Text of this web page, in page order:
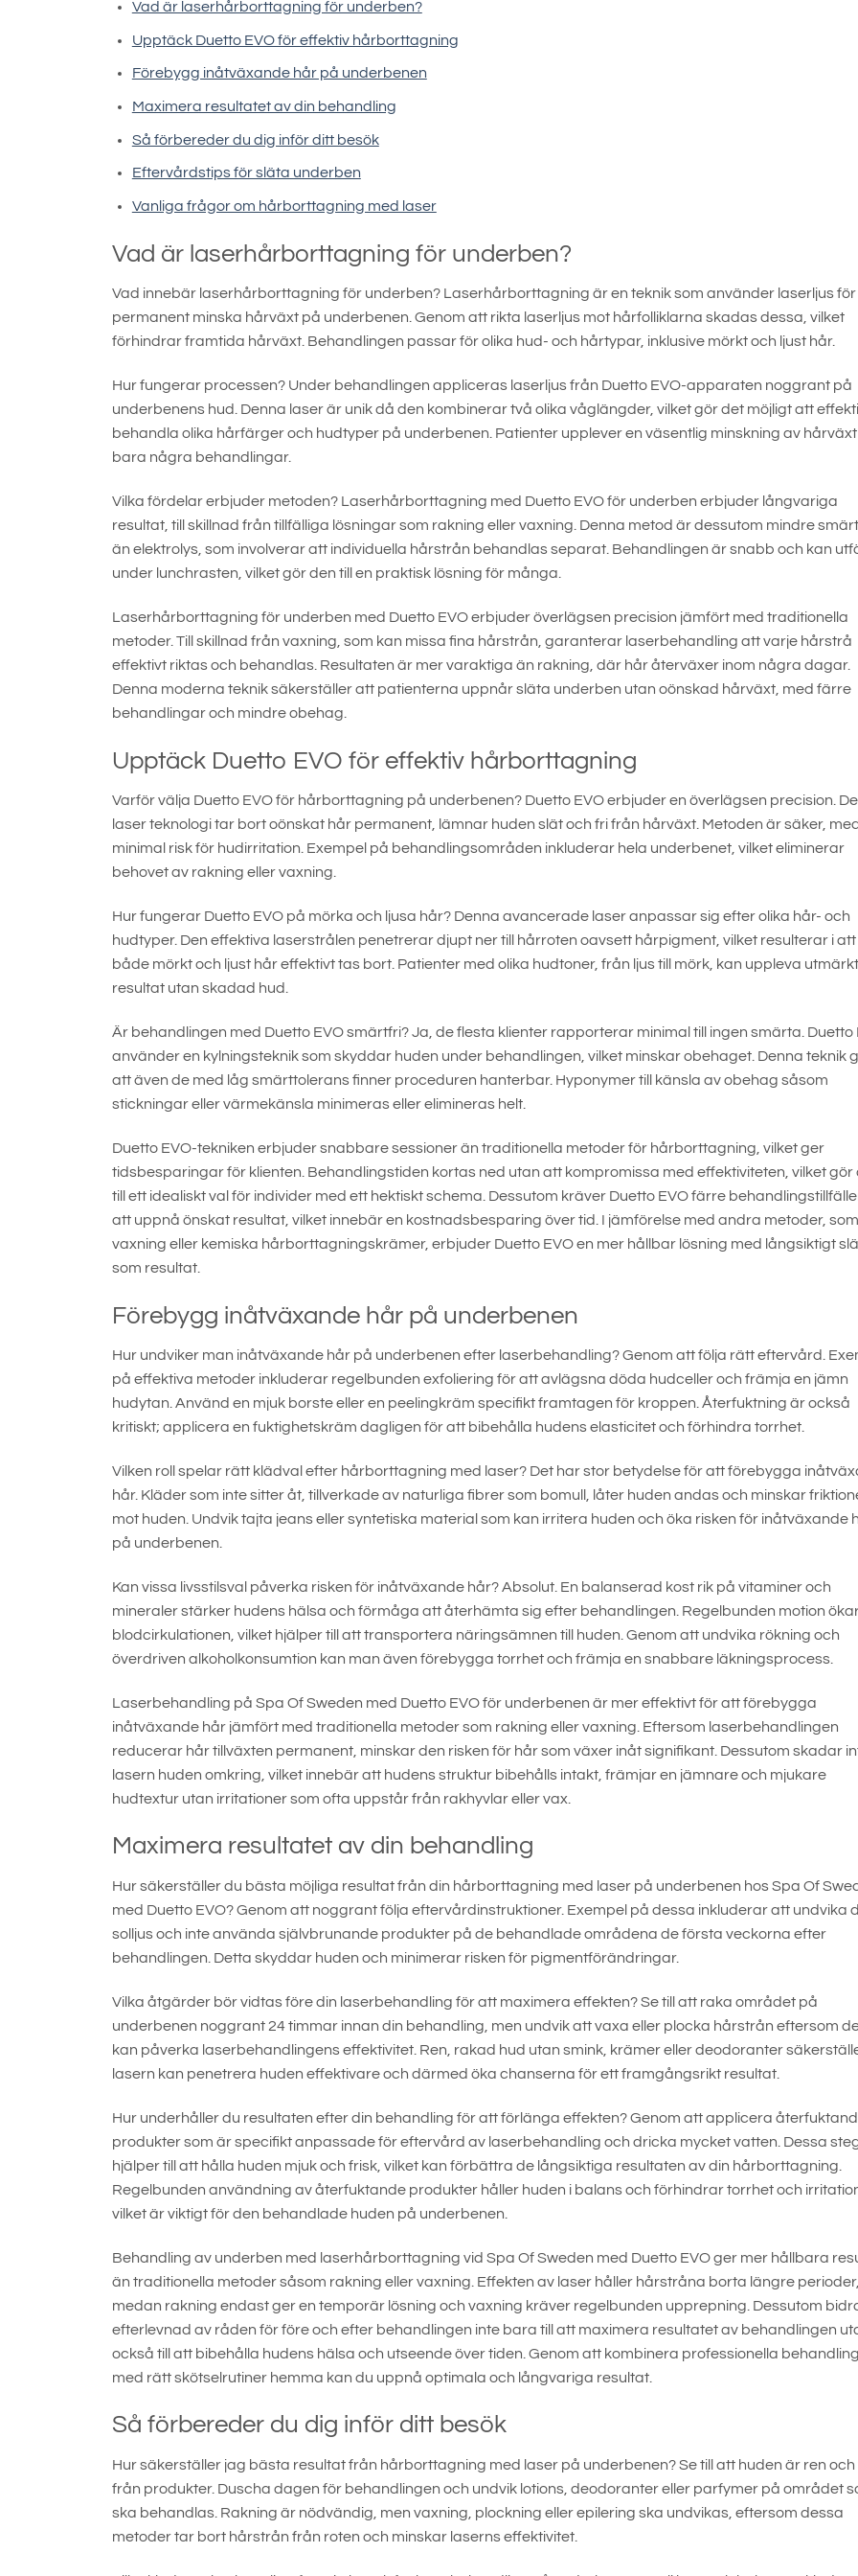
Vad är laserhårborttagning för underben?
Upptäck Duetto EVO för effektiv hårborttagning
Förebygg inåtväxande hår på underbenen
Maximera resultatet av din behandling
Så förbereder du dig inför ditt besök
Eftervårdstips för släta underben
Vanliga frågor om hårborttagning med laser
Vad är laserhårborttagning för underben?
Vad innebär laserhårborttagning för underben? Laserhårborttagning är en teknik som använder laserljus
permanent minska hårväxt på underbenen. Genom att rikta laserljus mot hårfolliklarna skadas dessa, vilket
förhindrar framtida hårväxt. Behandlingen passar för olika hud- och hårtypar, inklusive mörkt och ljust hår.
Hur fungerar processen? Under behandlingen appliceras laserljus från Duetto EVO-apparaten noggrant på
underbenens hud. Denna laser är unik då den kombinerar två olika våglängder, vilket gör det möjligt att
behandla olika hårfärger och hudtyper på underbenen. Patienter upplever en väsentlig minskning av
bara några behandlingar.
Vilka fördelar erbjuder metoden? Laserhårborttagning med Duetto EVO för underben erbjuder långvariga
resultat, till skillnad från tillfälliga lösningar som rakning eller vaxning. Denna metod är dessutom mindre
än elektrolys, som involverar att individuella hårstrån behandlas separat. Behandlingen är snabb och kan
under lunchrasten, vilket gör den till en praktisk lösning för många.
Laserhårborttagning för underben med Duetto EVO erbjuder överlägsen precision jämfört med traditionella
metoder. Till skillnad från vaxning, som kan missa fina hårstrån, garanterar laserbehandling att varje hårstrå
effektivt riktas och behandlas. Resultaten är mer varaktiga än rakning, där hår återväxer inom några dagar.
Denna moderna teknik säkerställer att patienterna uppnår släta underben utan oönskad hårväxt, med färre
behandlingar och mindre obehag.
Upptäck Duetto EVO för effektiv hårborttagning
Varför välja Duetto EVO för hårborttagning på underbenen? Duetto EVO erbjuder en överlägsen precision.
laser teknologi tar bort oönskat hår permanent, lämnar huden slät och fri från hårväxt. Metoden är säker, med
minimal risk för hudirritation. Exempel på behandlingsområden inkluderar hela underbenet, vilket eliminerar
behovet av rakning eller vaxning.
Hur fungerar Duetto EVO på mörka och ljusa hår? Denna avancerade laser anpassar sig efter olika hår- och
hudtyper. Den effektiva laserstrålen penetrerar djupt ner till hårroten oavsett hårpigment, vilket resulterar i att
både mörkt och ljust hår effektivt tas bort. Patienter med olika hudtoner, från ljus till mörk, kan uppleva
resultat utan skadad hud.
Är behandlingen med Duetto EVO smärtfri? Ja, de flesta klienter rapporterar minimal till ingen smärta. Duetto
använder en kylningsteknik som skyddar huden under behandlingen, vilket minskar obehaget. Denna teknik
att även de med låg smärttolerans finner proceduren hanterbar. Hyponymer till känsla av obehag såsom
stickningar eller värmekänsla minimeras eller elimineras helt.
Duetto EVO-tekniken erbjuder snabbare sessioner än traditionella metoder för hårborttagning, vilket ger
tidsbesparingar för klienten. Behandlingstiden kortas ned utan att kompromissa med effektiviteten, vilket gör
till ett idealiskt val för individer med ett hektiskt schema. Dessutom kräver Duetto EVO färre
att uppnå önskat resultat, vilket innebär en kostnadsbesparing över tid. I jämförelse med andra metoder, som
vaxning eller kemiska hårborttagningskrämer, erbjuder Duetto EVO en mer hållbar lösning med långsiktigt
som resultat.
Förebygg inåtväxande hår på underbenen
Hur undviker man inåtväxande hår på underbenen efter laserbehandling? Genom att följa rätt eftervård.
på effektiva metoder inkluderar regelbunden exfoliering för att avlägsna döda hudceller och främja en jämn
hudytan. Använd en mjuk borste eller en peelingkräm specifikt framtagen för kroppen. Återfuktning är också
kritiskt; applicera en fuktighetskräm dagligen för att bibehålla hudens elasticitet och förhindra torrhet.
Vilken roll spelar rätt klädval efter hårborttagning med laser? Det har stor betydelse för att förebygga
hår. Kläder som inte sitter åt, tillverkade av naturliga fibrer som bomull, låter huden andas och minskar
mot huden. Undvik tajta jeans eller syntetiska material som kan irritera huden och öka risken för inåtväxande
på underbenen.
Kan vissa livsstilsval påverka risken för inåtväxande hår? Absolut. En balanserad kost rik på vitaminer och
mineraler stärker hudens hälsa och förmåga att återhämta sig efter behandlingen. Regelbunden motion
blodcirkulationen, vilket hjälper till att transportera näringsämnen till huden. Genom att undvika rökning och
överdriven alkoholkonsumtion kan man även förebygga torrhet och främja en snabbare läkningsprocess.
Laserbehandling på Spa Of Sweden med Duetto EVO för underbenen är mer effektivt för att förebygga
inåtväxande hår jämfört med traditionella metoder som rakning eller vaxning. Eftersom laserbehandlingen
reducerar hår tillväxten permanent, minskar den risken för hår som växer inåt signifikant. Dessutom skadar
lasern huden omkring, vilket innebär att hudens struktur bibehålls intakt, främjar en jämnare och mjukare
hudtextur utan irritationer som ofta uppstår från rakhyvlar eller vax.
Maximera resultatet av din behandling
Hur säkerställer du bästa möjliga resultat från din hårborttagning med laser på underbenen hos Spa Of
med Duetto EVO? Genom att noggrant följa eftervårdinstruktioner. Exempel på dessa inkluderar att undvika
solljus och inte använda självbrunande produkter på de behandlade områdena de första veckorna efter
behandlingen. Detta skyddar huden och minimerar risken för pigmentförändringar.
Vilka åtgärder bör vidtas före din laserbehandling för att maximera effekten? Se till att raka området på
underbenen noggrant 24 timmar innan din behandling, men undvik att vaxa eller plocka hårstrån eftersom
kan påverka laserbehandlingens effektivitet. Ren, rakad hud utan smink, krämer eller deodoranter
lasern kan penetrera huden effektivare och därmed öka chanserna för ett framgångsrikt resultat.
Hur underhåller du resultaten efter din behandling för att förlänga effekten? Genom att applicera
produkter som är specifikt anpassade för eftervård av laserbehandling och dricka mycket vatten. Dessa
hjälper till att hålla huden mjuk och frisk, vilket kan förbättra de långsiktiga resultaten av din hårborttagning.
Regelbunden användning av återfuktande produkter håller huden i balans och förhindrar torrhet och
vilket är viktigt för den behandlade huden på underbenen.
Behandling av underben med laserhårborttagning vid Spa Of Sweden med Duetto EVO ger mer hållbara
än traditionella metoder såsom rakning eller vaxning. Effekten av laser håller hårstråna borta längre perioder,
medan rakning endast ger en temporär lösning och vaxning kräver regelbunden upprepning. Dessutom
efterlevnad av råden för före och efter behandlingen inte bara till att maximera resultatet av behandlingen
också till att bibehålla hudens hälsa och utseende över tiden. Genom att kombinera professionella
med rätt skötselrutiner hemma kan du uppnå optimala och långvariga resultat.
Så förbereder du dig inför ditt besök
Hur säkerställer jag bästa resultat från hårborttagning med laser på underbenen? Se till att huden är ren och
från produkter. Duscha dagen för behandlingen och undvik lotions, deodoranter eller parfymer på området
ska behandlas. Rakning är nödvändig, men vaxning, plockning eller epilering ska undvikas, eftersom dessa
metoder tar bort hårstrån från roten och minskar laserns effektivitet.